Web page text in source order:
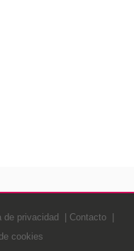
de privacidad
Contacto
cookies